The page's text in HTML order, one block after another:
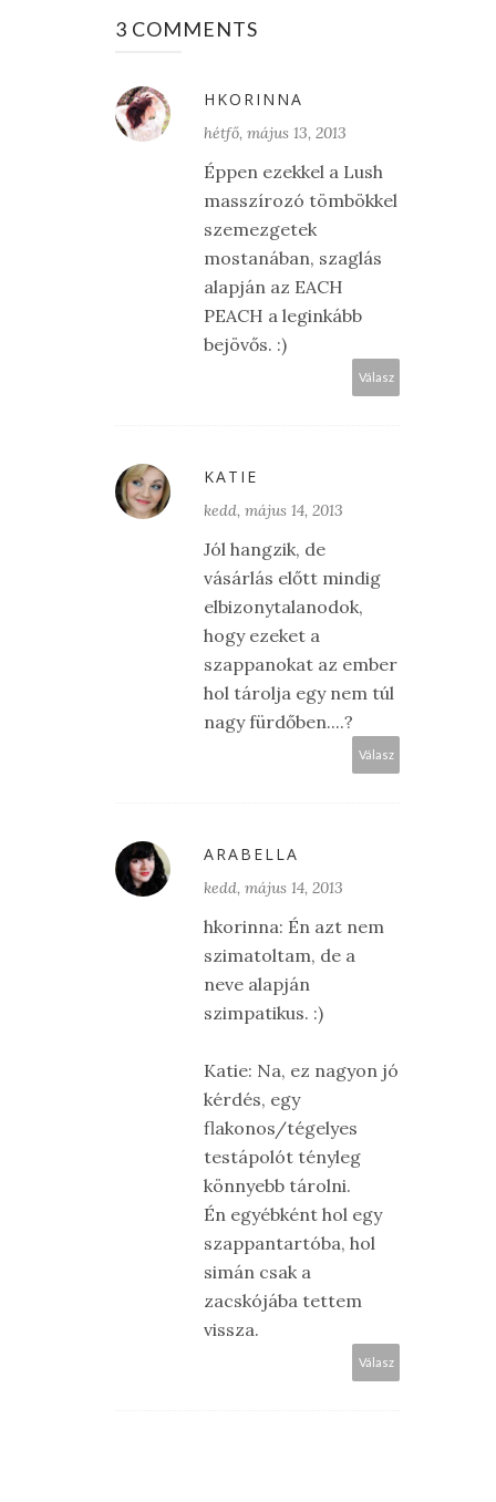
3 COMMENTS
HKORINNA
hétfő, május 13, 2013
Éppen ezekkel a Lush
masszírozó tömbökkel
szemezgetek
mostanában, szaglás
alapján az EACH
PEACH a leginkább
bejövős. :)
Válasz
KATIE
kedd, május 14, 2013
Jól hangzik, de
vásárlás előtt mindig
elbizonytalanodok,
hogy ezeket a
szappanokat az ember
hol tárolja egy nem túl
nagy fürdőben....?
Válasz
ARABELLA
kedd, május 14, 2013
hkorinna: Én azt nem
szimatoltam, de a
neve alapján
szimpatikus. :)
Katie: Na, ez nagyon jó
kérdés, egy
flakonos/tégelyes
testápolót tényleg
könnyebb tárolni.
Én egyébként hol egy
szappantartóba, hol
simán csak a
zacskójába tettem
vissza.
Válasz